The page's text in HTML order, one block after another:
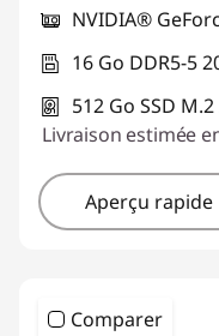
NVIDIA®
16 Go DDR5-5
512 Go SSD
Livraison estimée
Aperçu rapide
Comparer